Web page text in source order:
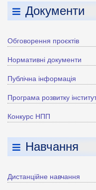
Документи
Обговорення проєктів
Нормативні документи
Публічна інформація
Програма розвитку
Конкурс НПП
Навчання
Дистанційне навчання